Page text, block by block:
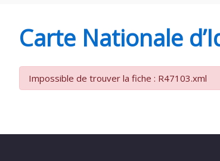
Carte Nationale
Impossible de trouver la fiche : R47103.xml